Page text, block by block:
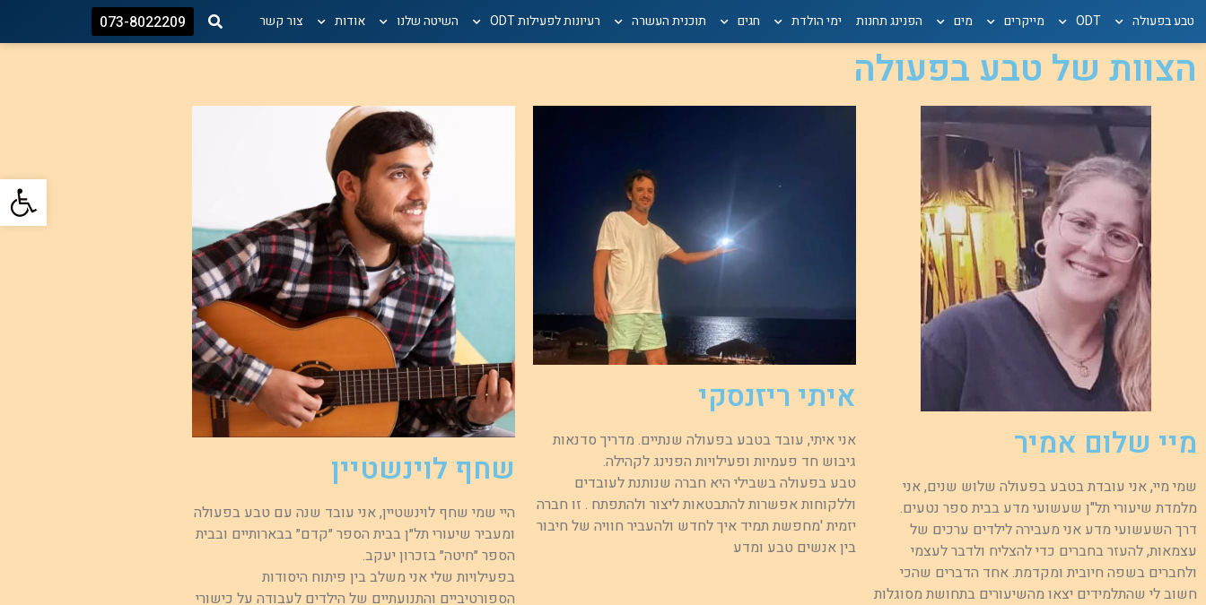
טבע בפעולה ODT מייקרים מים הפנינג תחנות ימי הולדת חגים תוכנית העשרה רעיונות לפעילות ODT השיטה שלנו אודות צור קשר 073-8022209
הצוות של טבע בפעולה
מיי שלום אמיר
שמי מיי, אני עובדת בטבע בפעולה שלוש שנים, אני
מלמדת שיעורי תל"ן שעשועי מדע בבית ספר נטעים.
דרך השעשועי מדע אני מעבירה לילדים ערכים של
עצמאות, להעזר בחברים כדי להצליח ולדבר לעצמי
ולחברים בשפה חיובית ומקדמת. אחד הדברים שהכי
חשוב לי שהתלמידים יצאו מהשיעורים בתחושת מסוגלות
איתי ריזנסקי
אני איתי, עובד בטבע בפעולה שנתיים. מדריך סדנאות
גיבוש חד פעמיות ופעילויות הפנינג לקהילה.
טבע בפעולה בשבילי היא חברה שנותנת לעובדים
וללקוחות אפשרות להתבטאות ליצור ולהתפתח . זו חברה
יזמית 'מחפשת תמיד איך לחדש ולהעביר חוויה של חיבור
בין אנשים טבע ומדע
שחף לוינשטיין
היי שמי שחף לוינשטיין, אני עובד שנה עם טבע בפעולה
ומעביר שיעורי תל״ן בבית הספר ״קדם״ בבארותיים ובבית
הספר ״חיטה״ בזכרון יעקב.
בפעילויות שלי אני משלב בין פיתוח היסודות
הספורטיביים והתנועתיים של הילדים לעבודה על כישורי